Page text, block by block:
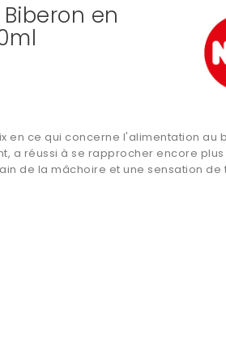
en
en ce qui concerne l'alimentation au
a réussi à se rapprocher encore plus
de la mâchoire et une sensation de